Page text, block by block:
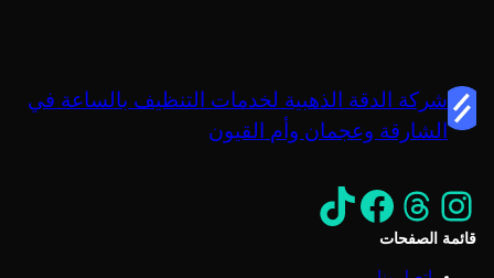
شركة الدقة الذهبية لخدمات التنظيف بالساعة في
الشارقة وعجمان وأم القيون
إنستجرام ثريدز https://www.facebook.com/profile.php?id=61559395807892&mibextid=ZbWKwL تيك توك
قائمة الصفحات